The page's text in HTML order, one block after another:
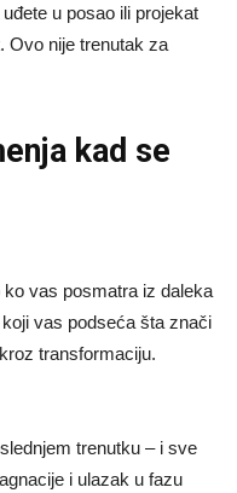
u posao ili projekat
Ovo nije trenutak za
kad se
ko vas posmatra iz daleka
vas podseća šta znači
transformaciju.
trenutku – i sve
i ulazak u fazu